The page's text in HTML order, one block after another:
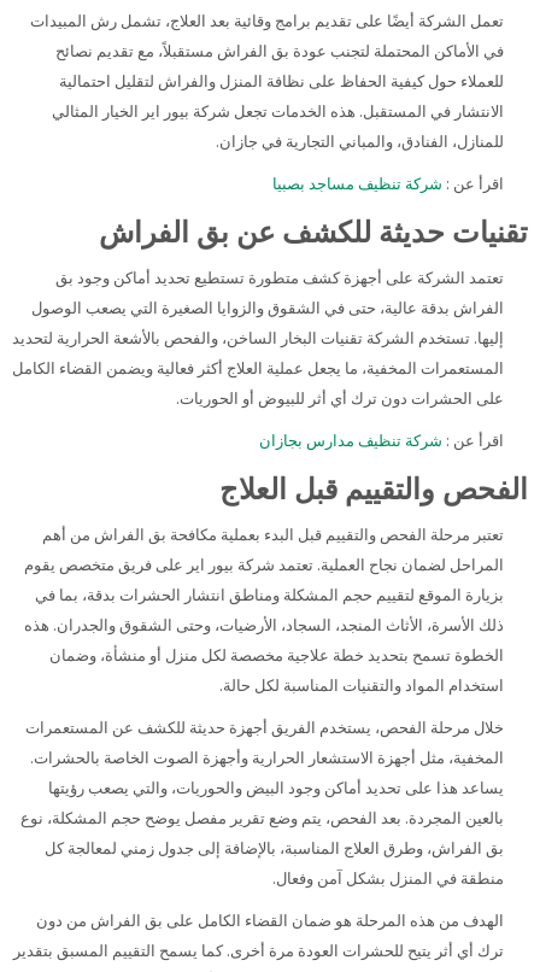
تعمل الشركة أيضًا على تقديم برامج وقائية بعد العلاج، تشمل رش المبيدات
في الأماكن المحتملة لتجنب عودة بق الفراش مستقبلاً، مع تقديم نصائح
للعملاء حول كيفية الحفاظ على نظافة المنزل والفراش لتقليل احتمالية
الانتشار في المستقبل. هذه الخدمات تجعل شركة بيور اير الخيار المثالي
للمنازل، الفنادق، والمباني التجارية في جازان.
اقرأ عن : شركة تنظيف مساجد بصبيا
تقنيات حديثة للكشف عن بق الفراش
تعتمد الشركة على أجهزة كشف متطورة تستطيع تحديد أماكن وجود بق
الفراش بدقة عالية، حتى في الشقوق والزوايا الصغيرة التي يصعب الوصول
إليها. تستخدم الشركة تقنيات البخار الساخن، والفحص بالأشعة الحرارية لتحديد
المستعمرات المخفية، ما يجعل عملية العلاج أكثر فعالية ويضمن القضاء الكامل
على الحشرات دون ترك أي أثر للبيوض أو الحوريات.
اقرأ عن : شركة تنظيف مدارس بجازان
الفحص والتقييم قبل العلاج
تعتبر مرحلة الفحص والتقييم قبل البدء بعملية مكافحة بق الفراش من أهم
المراحل لضمان نجاح العملية. تعتمد شركة بيور اير على فريق متخصص يقوم
بزيارة الموقع لتقييم حجم المشكلة ومناطق انتشار الحشرات بدقة، بما في
ذلك الأسرة، الأثاث المنجد، السجاد، الأرضيات، وحتى الشقوق والجدران. هذه
الخطوة تسمح بتحديد خطة علاجية مخصصة لكل منزل أو منشأة، وضمان
استخدام المواد والتقنيات المناسبة لكل حالة.
خلال مرحلة الفحص، يستخدم الفريق أجهزة حديثة للكشف عن المستعمرات
المخفية، مثل أجهزة الاستشعار الحرارية وأجهزة الصوت الخاصة بالحشرات.
يساعد هذا على تحديد أماكن وجود البيض والحوريات، والتي يصعب رؤيتها
بالعين المجردة. بعد الفحص، يتم وضع تقرير مفصل يوضح حجم المشكلة، نوع
بق الفراش، وطرق العلاج المناسبة، بالإضافة إلى جدول زمني لمعالجة كل
منطقة في المنزل بشكل آمن وفعال.
الهدف من هذه المرحلة هو ضمان القضاء الكامل على بق الفراش من دون
ترك أي أثر يتيح للحشرات العودة مرة أخرى. كما يسمح التقييم المسبق بتقدير